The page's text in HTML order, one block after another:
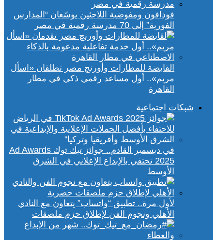
فودافون ومفوضية اللاجئين يوسّعان “المدارس
الفورية” إلى 70 مدرسة رقمية في مصر
القابضة للمطارات وأورنچ مصر تطلقان «اسأل
مريم».. أول مساعد رقمي ذكي في مطار
القاهرة
شبكات اجتماعية
في ديسمبر القادم.. جوائز تيك توك Ad Awards
2025 تحتفي بالإبداع الإعلاني في الشرق
الأوسط
لأول مرة.. تطبيق “واتساب” يتعاون مع النادي
الأهلي ونجوم الفن لإطلاق حزم ملصقات